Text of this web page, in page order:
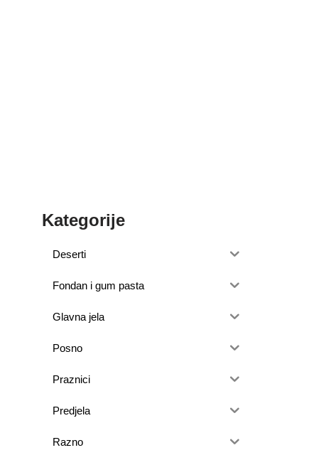
Kategorije
Deserti
Fondan i gum pasta
Glavna jela
Posno
Praznici
Predjela
Razno